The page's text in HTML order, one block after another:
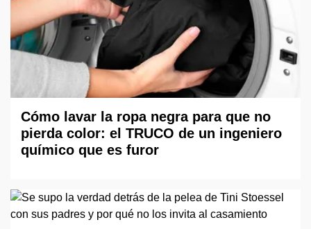
Cómo lavar la ropa negra para que no
pierda color: el TRUCO de un ingeniero
químico que es furor